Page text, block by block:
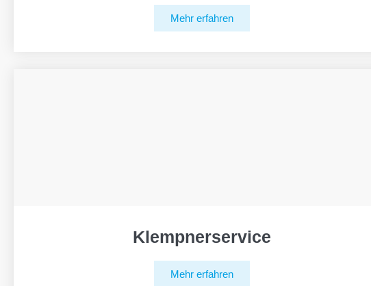
Mehr erfahren
Klempnerservice
Mehr erfahren